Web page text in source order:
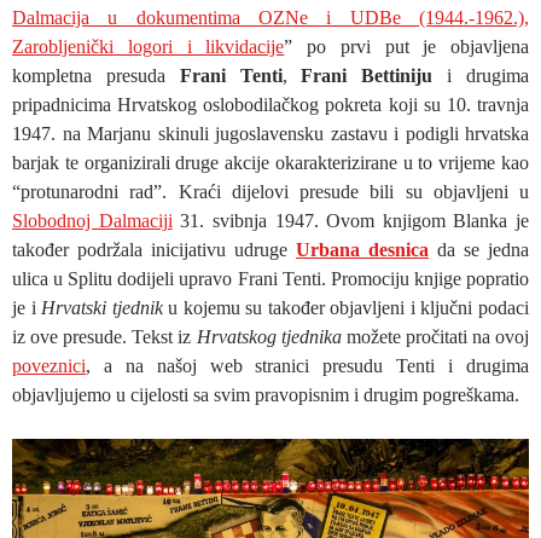
Dalmacija u dokumentima OZNe i UDBe (1944.-1962.),
Zarobljenički logori i likvidacije” po prvi put je objavljena
kompletna presuda Frani Tenti,Frani Bettiniju i drugima
pripadnicima Hrvatskog oslobodilačkog pokreta koji su 10. travnja
1947. na Marjanu skinuli jugoslavensku zastavu i podigli hrvatska
barjak te organizirali druge akcije okarakterizirane u to vrijeme kao
“protunarodni rad”. Kraći dijelovi presude bili su objavljeni u
Slobodnoj Dalmaciji 31. svibnja 1947. Ovom knjigom Blanka je
također podržala inicijativu udruge Urbana desnica da se jedna
ulica u Splitu dodijeli upravo Frani Tenti. Promociju knjige popratio
je i Hrvatski tjedniku kojemu su također objavljeni i ključni podaci
iz ove presude. Tekst iz Hrvatskog tjednikamožete pročitati na ovoj
poveznici, a na našoj web stranici presudu Tenti i drugima
objavljujemo u cijelosti sa svim pravopisnim i drugim pogreškama.